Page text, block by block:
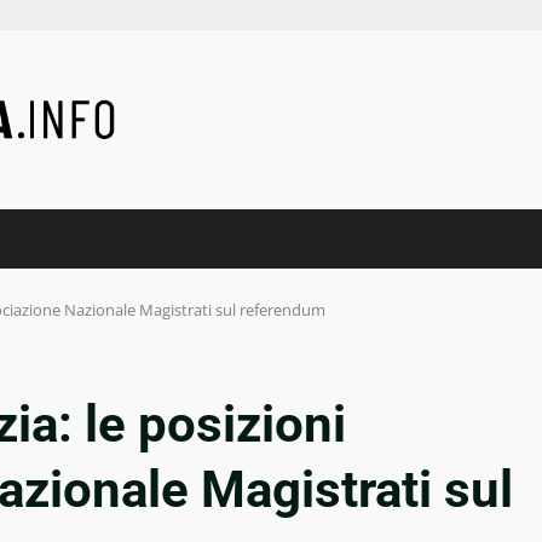
Nazionale Magistrati sul referendum
le posizioni
Magistrati sul